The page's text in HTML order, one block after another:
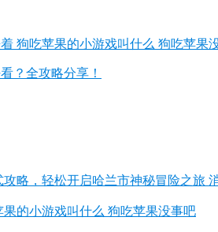
狗吃苹果的小游戏叫什么 狗吃苹果
？全攻略分享！
略，轻松开启哈兰市神秘冒险之旅
的小游戏叫什么 狗吃苹果没事吧